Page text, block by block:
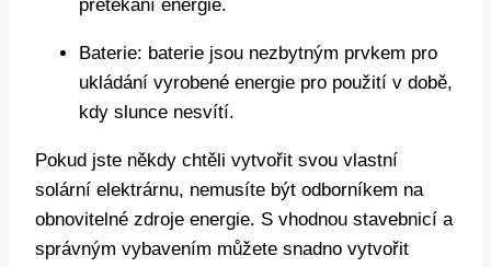
přetékání energie.
Baterie: baterie jsou nezbytným prvkem pro
ukládání vyrobené energie pro použití v době,
kdy slunce nesvítí.
Pokud jste někdy chtěli vytvořit svou vlastní
solární elektrárnu, nemusíte být odborníkem na
obnovitelné zdroje energie. S vhodnou stavebnicí a
správným vybavením můžete snadno vytvořit